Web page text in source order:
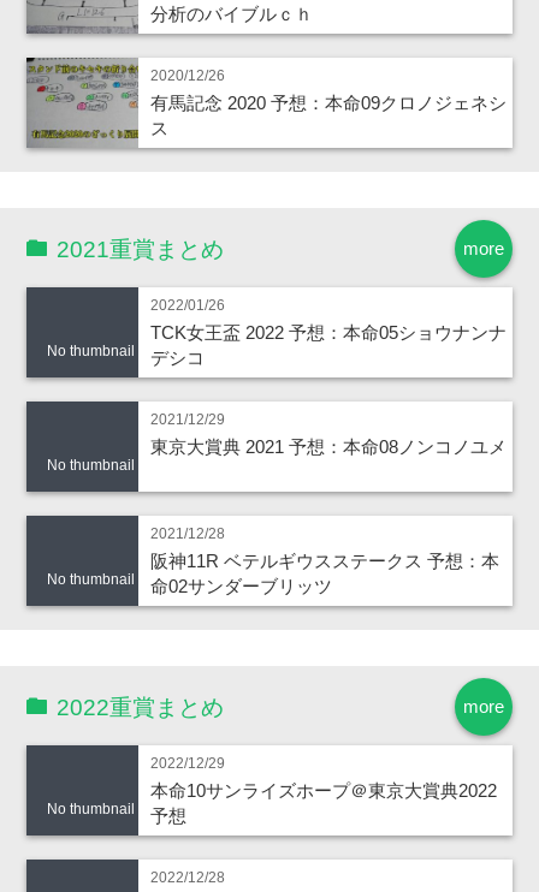
分析のバイブルｃｈ
2020/12/26
有馬記念 2020 予想：本命09クロノジェネシ
ス
more
2021重賞まとめ
No thumbnail
2022/01/26
TCK女王盃 2022 予想：本命05ショウナンナ
デシコ
No thumbnail
2021/12/29
東京大賞典 2021 予想：本命08ノンコノユメ
No thumbnail
2021/12/28
阪神11R ベテルギウスステークス 予想：本
命02サンダーブリッツ
more
2022重賞まとめ
No thumbnail
2022/12/29
本命10サンライズホープ＠東京大賞典2022
予想
2022/12/28